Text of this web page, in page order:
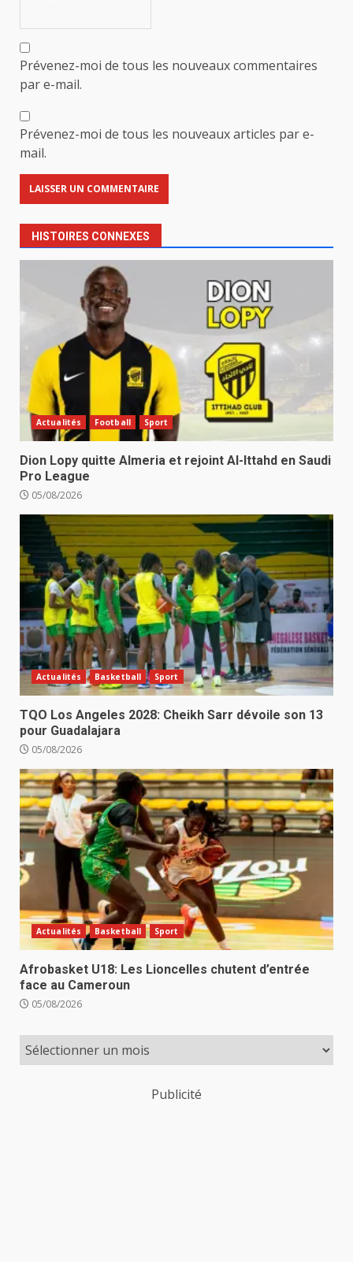
Prévenez-moi de tous les nouveaux commentaires
par e-mail.
Prévenez-moi de tous les nouveaux articles par e-
mail.
HISTOIRES CONNEXES
Actualités Football Sport
Dion Lopy quitte Almeria et rejoint Al-Ittahd en Saudi
Pro League
05/08/2026
Actualités Basketball Sport
TQO Los Angeles 2028: Cheikh Sarr dévoile son 13
pour Guadalajara
05/08/2026
Actualités Basketball Sport
Afrobasket U18: Les Lioncelles chutent d’entrée
face au Cameroun
05/08/2026
Publicité